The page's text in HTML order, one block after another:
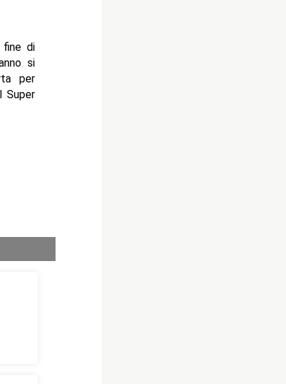
fine di
si
per
Super